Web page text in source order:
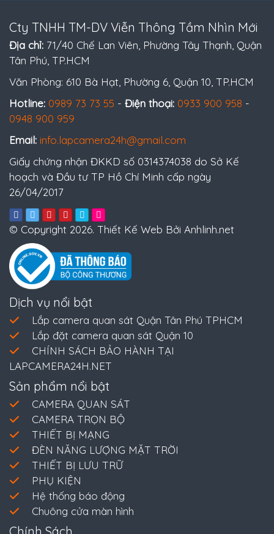
Cty TNHH TM-DV Viễn Thông Tầm Nhìn Mới
Địa chỉ: 71/40 Chế Lan Viên, Phường Tây Thạnh, Quận
Tân Phú, TP.HCM
Văn Phòng: 610 Bà Hạt, Phường 6, Quận 10, TP.HCM
Hotline: 0989 73 73 55 - Điện thoại: 0933 900 958 -
0948 900 959
Email: info.lapcamera24h@gmail.com
Giấy chứng nhận ĐKKD số 0314374038 do Sở Kế
hoạch và Đầu tư TP Hồ Chí Minh cấp ngày
26/04/2017
© Copyright 2026. Thiết Kế Web Bởi Anhlinh.net
Dịch vụ nổi bật
Lắp camera quan sát Quận Tân Phú TPHCM
Lắp đặt camera quan sát Quận 10
CHÍNH SÁCH BẢO HÀNH TẠI
LAPCAMERA24H.NET
Sản phẩm nổi bật
CAMERA QUAN SÁT
CAMERA TRỌN BỘ
THIẾT BỊ MẠNG
ĐÈN NĂNG LƯỢNG MẶT TRỜI
THIẾT BỊ LƯU TRỮ
PHỤ KIỆN
Hệ thống báo động
Chuông cửa màn hình